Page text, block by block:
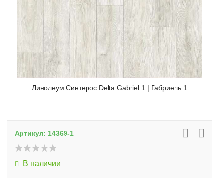
Линолеум Синтерос Delta Gabriel 1 | Габриель 1
Артикул: 14369-1
В наличии